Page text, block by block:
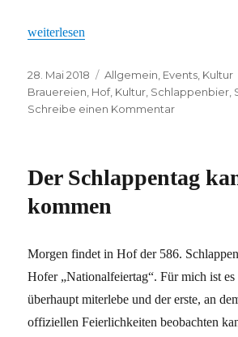
„Schlappentag 2018: Alles gut
weiterlesen
Veröffentlicht
am
28. Mai 2018 Kategorien
Allgemein Events Kultur
Brauereien Hof, Kultur Schlappenbier
Schreibe einen Kommentarzu
gut
überstanden
Der Schlappentag
kommen
Morgen findet in Hof der 586.
Hofer „Nationalfeiertag“. Für mich ist
überhaupt miterlebe und der erste, an
offiziellen Feierlichkeiten beobachten